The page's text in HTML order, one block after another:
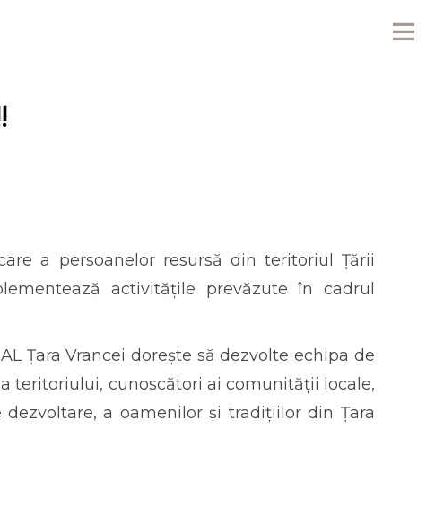
a persoanelor resursă din teritoriul Țării
activitățile prevăzute în cadrul
Țara Vrancei dorește să dezvolte echipa de
teritoriului, cunoscători ai comunității locale,
a oamenilor și tradițiilor din Țara